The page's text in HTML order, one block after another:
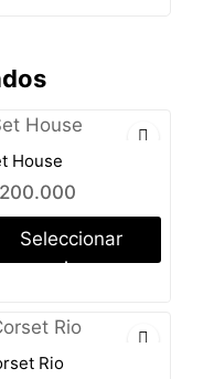
House
200.000
Seleccionar
opciones
Rio